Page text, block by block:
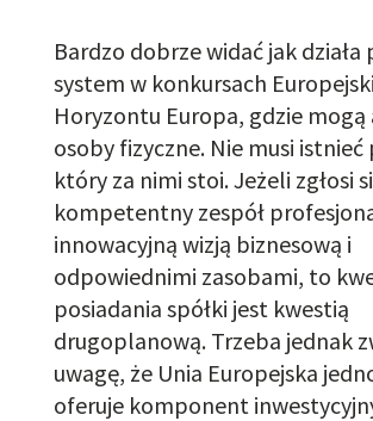
Bardzo dobrze widać jak
system w konkursach
Horyzontu Europa, gdzie
osoby fizyczne. Nie musi
który za nimi stoi. Jeżeli zgłosi
kompetentny zespół
innowacyjną wizją biznesową i
odpowiednimi zasobami, to
posiadania spółki jest kwestią
drugoplanową. Trzeba jednak
uwagę, że Unia Europejska
oferuje komponent